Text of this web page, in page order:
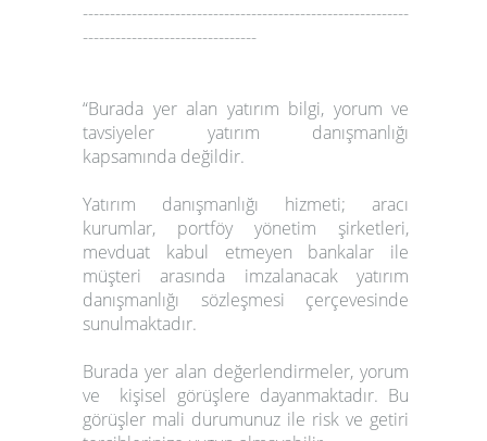
------------------------------------------------------------
--------------------------------
“Burada yer alan yatırım bilgi, yorum ve
tavsiyeler yatırım danışmanlığı
kapsamında değildir.
Yatırım danışmanlığı hizmeti; aracı
kurumlar, portföy yönetim şirketleri,
mevduat kabul etmeyen bankalar ile
müşteri arasında imzalanacak yatırım
danışmanlığı sözleşmesi çerçevesinde
sunulmaktadır.
Burada yer alan değerlendirmeler, yorum
ve kişisel görüşlere dayanmaktadır. Bu
görüşler mali durumunuz ile risk ve getiri